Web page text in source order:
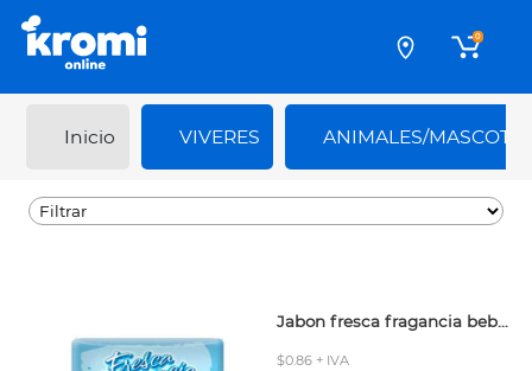
0
Inicio VIVERES ANIMALES/
Jabon fresca fragancia bebe 160gr
$0.86 + IVA